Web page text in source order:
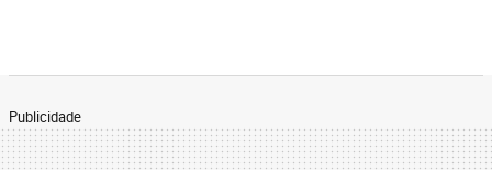
Publicidade